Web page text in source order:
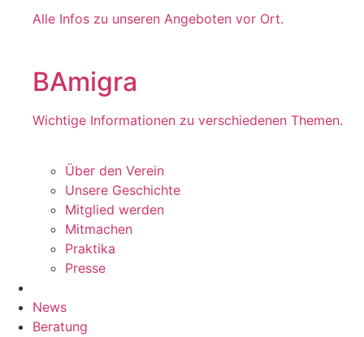
Alle Infos zu unseren Angeboten vor Ort.
BAmigra
Wichtige Informationen zu verschiedenen Themen.
Über den Verein
Unsere Geschichte
Mitglied werden
Mitmachen
Praktika
Presse
News
Beratung